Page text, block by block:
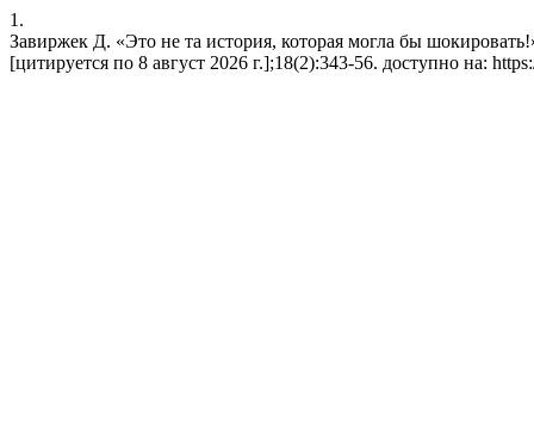
1.
Завиржек Д. «Это не та история, которая могла бы
[цитируется по 8 август 2026 г.];18(2):343-56. доступно на: